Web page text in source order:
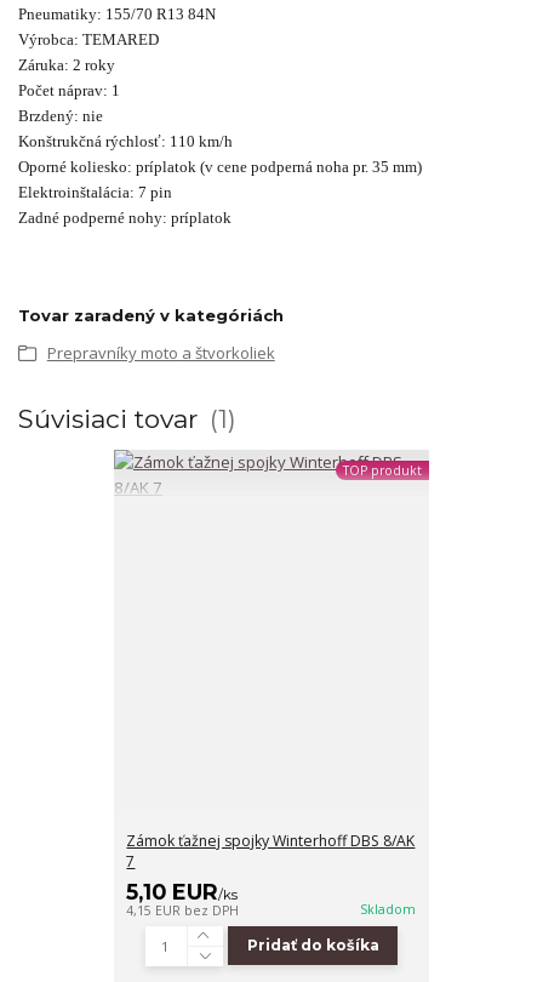
Pneumatiky: 155/70 R13 84N
Výrobca: TEMARED
Záruka: 2 roky
Počet náprav: 1
Brzdený: nie
Konštrukčná rýchlosť: 110 km/h
Oporné koliesko: príplatok (v cene podperná noha pr. 35 mm)
Elektroinštalácia: 7 pin
Zadné podperné nohy: príplatok
Tovar zaradený v kategóriách
Prepravníky moto a štvorkoliek
Súvisiaci tovar 1
TOP produkt
Zámok ťažnej spojky Winterhoff DBS 8/AK
7
5,10 EUR/ks
4,15 EUR bez DPH Skladom
Pridať do košíka